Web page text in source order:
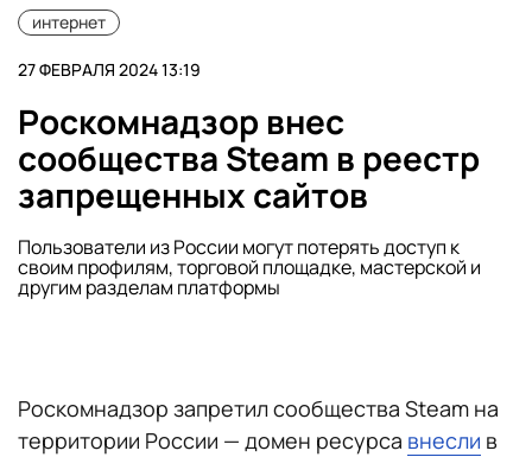
интернет
27 ФЕВРАЛЯ 2024 13:19
Роскомнадзор внес
сообщества Steam в реестр
запрещенных сайтов
Пользователи из России могут потерять доступ к
своим профилям, торговой площадке, мастерской и
другим разделам платформы
Роскомнадзор запретил сообщества Steam на
территории России — домен ресурса внесли в